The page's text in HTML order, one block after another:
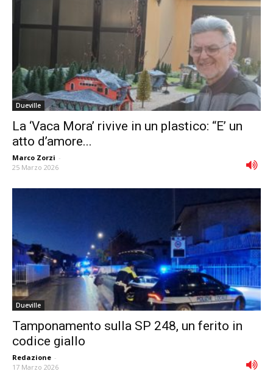
Dueville
La ‘Vaca Mora’ rivive in un plastico: “E’ un
atto d’amore...
Marco Zorzi -
25 Marzo 2026
Dueville
Tamponamento sulla SP 248, un ferito in
codice giallo
Redazione -
17 Marzo 2026